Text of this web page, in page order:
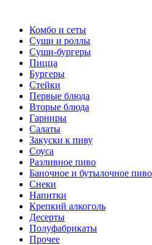
Комбо и сеты
Суши и роллы
Суши-бургеры
Пицца
Бургеры
Стейки
Первые блюда
Вторые блюда
Гарниры
Салаты
Закуски к пиву
Соуса
Разливное пиво
Баночное и бутылочное пиво
Снеки
Напитки
Крепкий алкоголь
Десерты
Полуфабрикаты
Прочее